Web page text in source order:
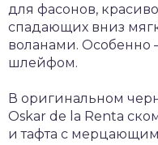
для фасонов,
спадающих вниз
воланами. Особенно
шлейфом.
В оригинальном
Oskar de la Renta
и тафта с мерцающим